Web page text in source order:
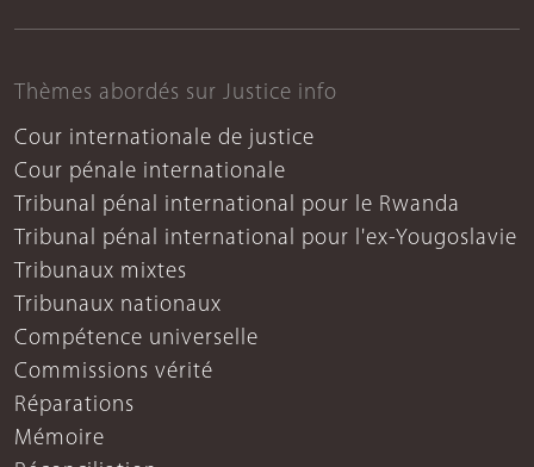
Thèmes abordés sur Justice info
Cour internationale de justice
Cour pénale internationale
Tribunal pénal international pour le Rwanda
Tribunal pénal international pour l'ex-Yougoslavie
Tribunaux mixtes
Tribunaux nationaux
Compétence universelle
Commissions vérité
Réparations
Mémoire